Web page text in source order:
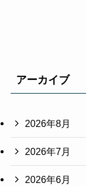
アーカイブ
2026年8月
2026年7月
2026年6月